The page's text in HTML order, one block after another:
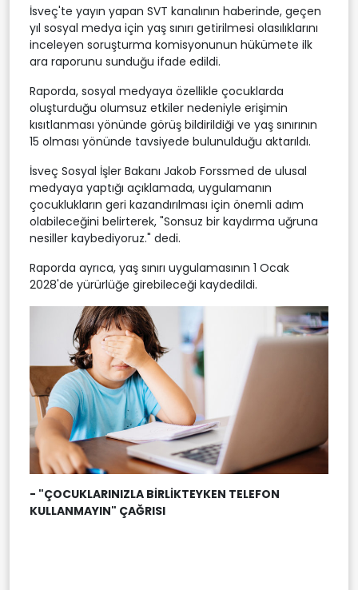
İsveç'te yayın yapan SVT kanalının haberinde, geçen
yıl sosyal medya için yaş sınırı getirilmesi olasılıklarını
inceleyen soruşturma komisyonunun hükümete ilk
ara raporunu sunduğu ifade edildi.
Raporda, sosyal medyaya özellikle çocuklarda
oluşturduğu olumsuz etkiler nedeniyle erişimin
kısıtlanması yönünde görüş bildirildiği ve yaş sınırının
15 olması yönünde tavsiyede bulunulduğu aktarıldı.
İsveç Sosyal İşler Bakanı Jakob Forssmed de ulusal
medyaya yaptığı açıklamada, uygulamanın
çocuklukların geri kazandırılması için önemli adım
olabileceğini belirterek, "Sonsuz bir kaydırma uğruna
nesiller kaybediyoruz." dedi.
Raporda ayrıca, yaş sınırı uygulamasının 1 Ocak
2028'de yürürlüğe girebileceği kaydedildi.
- "ÇOCUKLARINIZLA BİRLİKTEYKEN TELEFON
KULLANMAYIN" ÇAĞRISI